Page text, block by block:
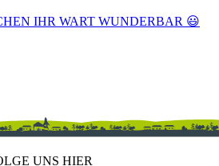
IHR WART WUNDERBAR 😃
UNS HIER